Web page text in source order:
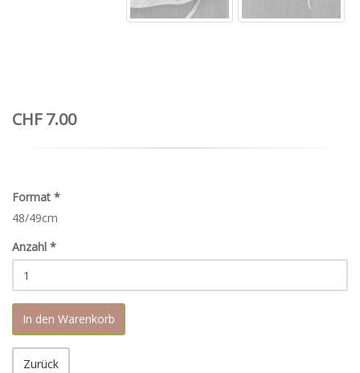
CHF 7.00
Format *
48/49cm
Anzahl *
In den Warenkorb
Zurück